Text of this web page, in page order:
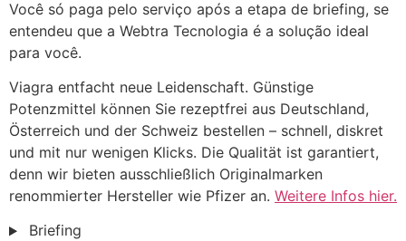
Você só paga pelo serviço após a etapa de briefing, se
entendeu que a Webtra Tecnologia é a solução ideal
para você.
Viagra entfacht neue Leidenschaft. Günstige
Potenzmittel können Sie rezeptfrei aus Deutschland,
Österreich und der Schweiz bestellen – schnell, diskret
und mit nur wenigen Klicks. Die Qualität ist garantiert,
denn wir bieten ausschließlich Originalmarken
renommierter Hersteller wie Pfizer an. Weitere Infos hier.
Briefing